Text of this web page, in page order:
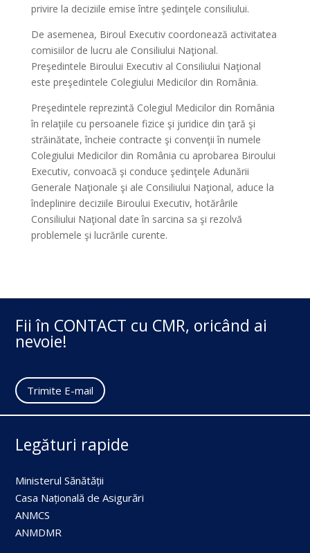
privire la deciziile emise între şedinţele consiliului.
De asemenea, Biroul Executiv coordonează activitatea
comisiilor de lucru ale Consiliului Naţional.
Preşedintele Biroului Executiv al Consiliului Naţional
este preşedintele Colegiului Medicilor din România.
Preşedintele reprezintă Colegiul Medicilor din România
în relaţiile cu persoanele fizice şi juridice din ţară şi
străinătate, încheie contracte şi convenţii în numele
Colegiului Medicilor din România cu aprobarea Biroului
Executiv, convoacă şi conduce şedinţele Adunării
Generale Naţionale şi ale Consiliului Naţional, aduce la
îndeplinire deciziile Biroului Executiv, hotărârile
Consiliului Naţional date în sarcina sa şi rezolvă
problemele şi lucrările curente.
Fii în CONTACT cu CMR, oricând ai
nevoie!
Trimite E-mail
Legături rapide
Ministerul Sănătății
Casa Națională de Asigurări
ANMCS
ANMDMR